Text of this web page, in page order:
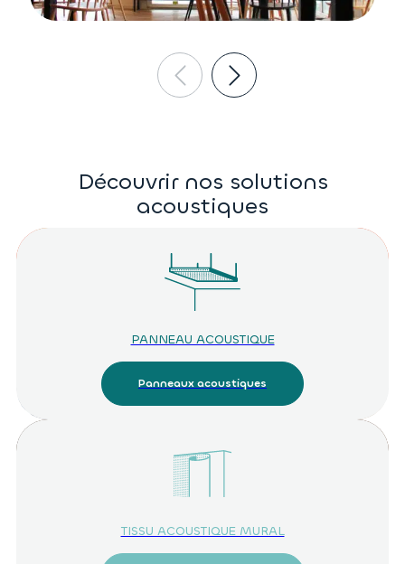
Découvrir nos solutions
acoustiques
PANNEAU ACOUSTIQUE
Panneaux acoustiques
TISSU ACOUSTIQUE MURAL